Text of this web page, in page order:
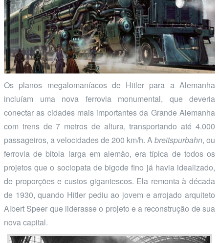
Os planos megalomaníacos de Hitler para a Alemanha
incluíam uma nova ferrovia monumental, que deveria
conectar as cidades mais importantes da Grande Alemanha
com trens de 7 metros de altura, transportando até 4.000
passageiros, a velocidades de 200 km/h. Abreitspurbahn, ou
ferrovia de bitola larga em alemão, era típica de todos os
projetos que o sociopata de bigode fino já havia idealizado,
de proporções e custos gigantescos. Ela remonta à década
de 1930, quando Hitler pediu ao jovem e arrojado arquiteto
Albert Speer que liderasse o projeto e a reconstrução de sua
nova capital.